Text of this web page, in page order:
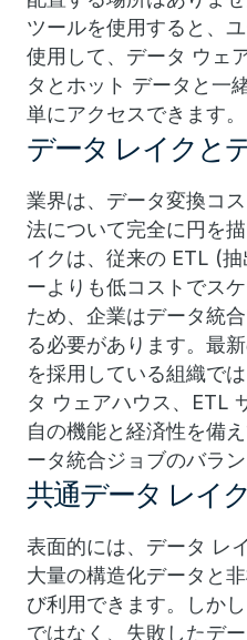
ツールを使用すると、
使用して、データ ウェ
タとホット データと一
単にアクセスできます。
データ レイクと
業界は、データ変換コ
法について完全に円を
イクは、従来の ETL (
ーよりも低コストでス
ため、企業はデータ統
る必要があります。最
を採用している組織で
タ ウェアハウス、ETL
自の機能と経済性を備
ータ統合ジョブのバラ
共通データ レイ
表面的には、データ レ
大量の構造化データと
び利用できます。しか
ではなく、失敗したデ